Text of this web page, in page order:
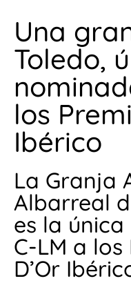
Una
Toledo,
los
Ibérico
La Granja
Albarreal
es la
C-LM a los
D’Or